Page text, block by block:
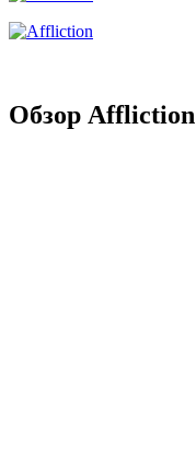
Обзор Affliction